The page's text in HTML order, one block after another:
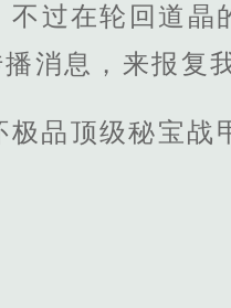
过在轮回道晶
消息，来报复
品顶级秘宝战